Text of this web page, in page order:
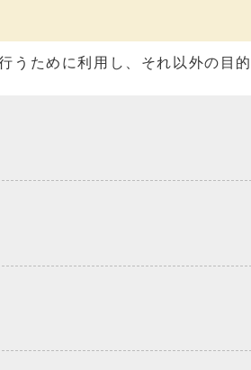
ために利用し、それ以外の目